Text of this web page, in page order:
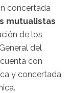
concertada
mutualistas
de los
del
con
y concertada,